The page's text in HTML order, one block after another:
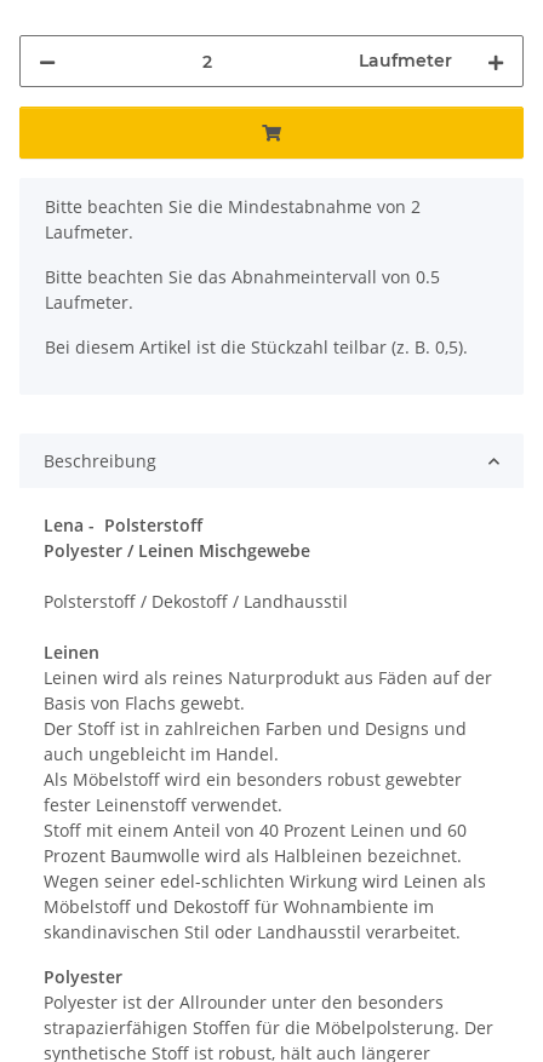
Laufmeter
x
Bitte beachten Sie die Mindestabnahme von 2
Laufmeter.
Bitte beachten Sie das Abnahmeintervall von 0.5
Laufmeter.
Bei diesem Artikel ist die Stückzahl teilbar (z. B. 0,5).
Beschreibung
Lena - Polsterstoff
Polyester / Leinen Mischgewebe
Polsterstoff / Dekostoff / Landhausstil
Leinen
Leinen wird als reines Naturprodukt aus Fäden auf der
Basis von Flachs gewebt.
Der Stoff ist in zahlreichen Farben und Designs und
auch ungebleicht im Handel.
Als Möbelstoff wird ein besonders robust gewebter
fester Leinenstoff verwendet.
Stoff mit einem Anteil von 40 Prozent Leinen und 60
Prozent Baumwolle wird als Halbleinen bezeichnet.
Wegen seiner edel-schlichten Wirkung wird Leinen als
Möbelstoff und Dekostoff für Wohnambiente im
skandinavischen Stil oder Landhausstil verarbeitet.
Polyester
Polyester ist der Allrounder unter den besonders
strapazierfähigen Stoffen für die Möbelpolsterung. Der
synthetische Stoff ist robust, hält auch längerer